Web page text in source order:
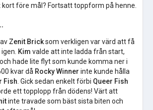
före mål? Fortsatt toppform på henne.
Zenit Bricksom verkligen var värd att få
Kim valde att inte ladda från start,
hade lite flyt som kunde komma ner i
kvar då Rocky Winner inte kunde hålla
Fish . Gick sedan enkelt förbi Queer Fish
ett topplopp från dödens! Värt att
inte travade som bäst sista biten och